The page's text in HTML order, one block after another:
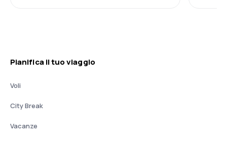
Pianifica il tuo viaggio
Voli
City Break
Vacanze